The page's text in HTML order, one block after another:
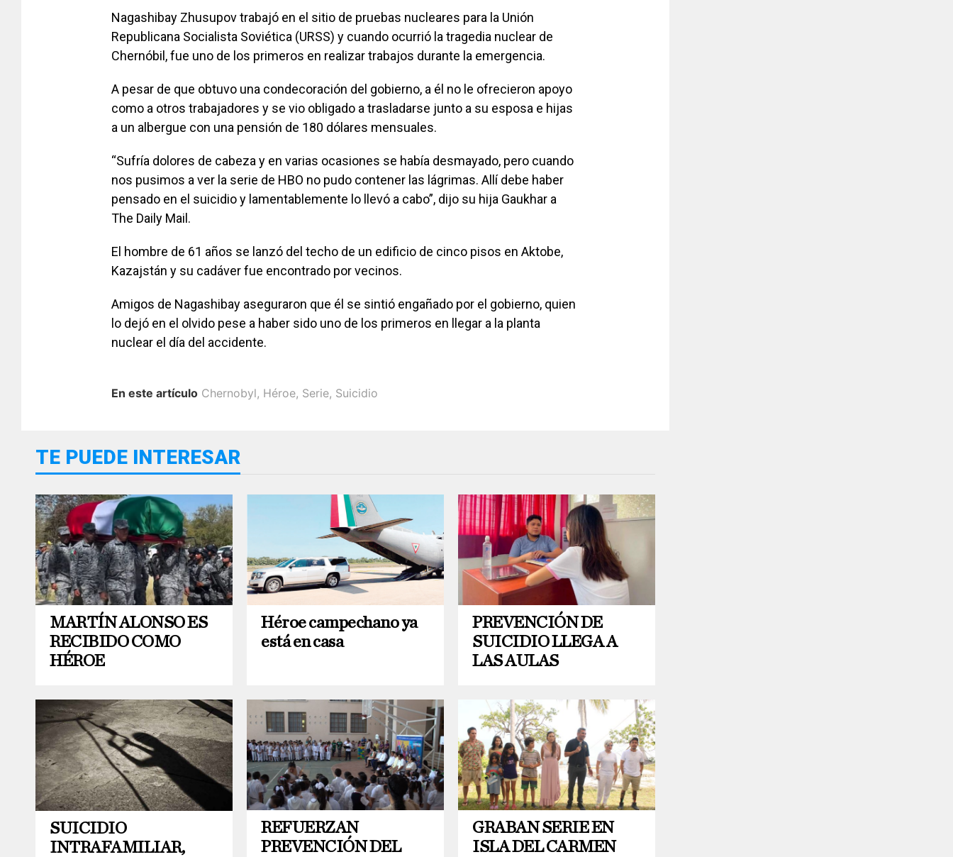
Nagashibay Zhusupov trabajó en el sitio de pruebas nucleares para la Unión
Republicana Socialista Soviética (URSS) y cuando ocurrió la tragedia nuclear de
Chernóbil, fue uno de los primeros en realizar trabajos durante la emergencia.
A pesar de que obtuvo una condecoración del gobierno, a él no le ofrecieron apoyo
como a otros trabajadores y se vio obligado a trasladarse junto a su esposa e hijas
a un albergue con una pensión de 180 dólares mensuales.
“Sufría dolores de cabeza y en varias ocasiones se había desmayado, pero cuando
nos pusimos a ver la serie de HBO no pudo contener las lágrimas. Allí debe haber
pensado en el suicidio y lamentablemente lo llevó a cabo”, dijo su hija Gaukhar a
The Daily Mail.
El hombre de 61 años se lanzó del techo de un edificio de cinco pisos en Aktobe,
Kazajstán y su cadáver fue encontrado por vecinos.
Amigos de Nagashibay aseguraron que él se sintió engañado por el gobierno, quien
lo dejó en el olvido pese a haber sido uno de los primeros en llegar a la planta
nuclear el día del accidente.
En este artículo Chernobyl, Héroe, Serie, Suicidio
TE PUEDE INTERESAR
MARTÍN ALONSO ES
RECIBIDO COMO
HÉROE
Héroe campechano ya
está en casa
PREVENCIÓN DE
SUICIDIO LLEGA A
LAS AULAS
SUICIDIO
INTRAFAMILIAR,
REFUERZAN
PREVENCIÓN DEL
GRABAN SERIE EN
ISLA DEL CARMEN